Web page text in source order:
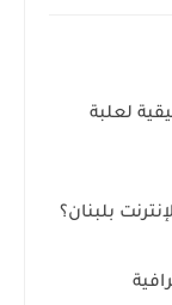
لعلبة